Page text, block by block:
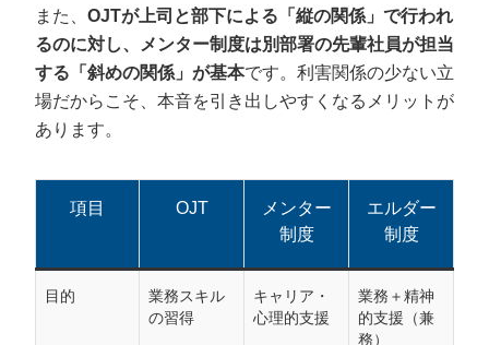
また、 OJTが上司と部下による「縦の関係」で行われ
るのに対し、メンター制度は別部署の先輩社員が担当
する「斜めの関係」が基本です。利害関係の少ない立
場だからこそ、本音を引き出しやすくなるメリットが
あります。
項目 OJT
メンター
制度
エルダー
制度
目的
業務スキル
の習得
キャリア・
心理的支援
業務＋精神
的支援（兼
務）